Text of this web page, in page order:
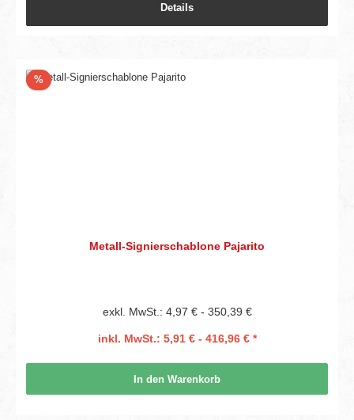
Details
%Rabatt
Metall-Signierschablone Pajarito
exkl. MwSt.: 4,97 € - 350,39 €
inkl. MwSt.: 5,91 € - 416,96 € *
In den Warenkorb